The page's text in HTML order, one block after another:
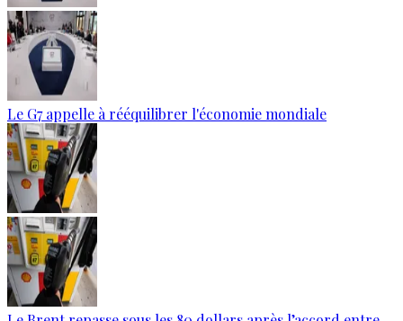
Le G7 appelle à rééquilibrer l'économie mondiale